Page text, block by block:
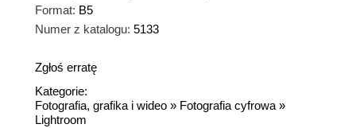
Format: B5
Numer z katalogu: 5133
Zgłoś erratę
Kategorie:
Fotografia, grafika i wideo » Fotografia cyfrowa »
Lightroom